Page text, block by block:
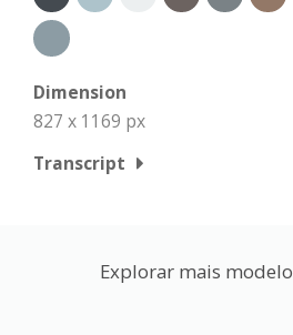
Dimension
827 x 1169 px
Transcript
Explorar mais